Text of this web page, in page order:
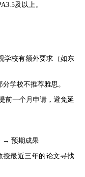
及以上。
学校有额外要求（如东
学校不推荐雅思。
前一个月申请，避免延
→ 预期成果
授最近三年的论文寻找